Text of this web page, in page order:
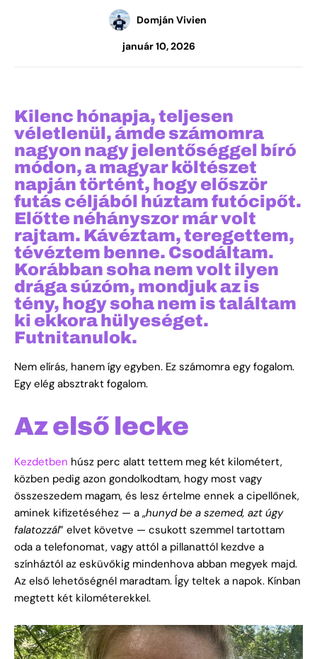
Domján Vivien
január 10, 2026
Kilenc hónapja, teljesen
véletlenül, ámde számomra
nagyon nagy jelentőséggel bíró
módon, a magyar költészet
napján történt, hogy először
futás céljából húztam futócipőt.
Előtte néhányszor már volt
rajtam. Kávéztam, teregettem,
tévéztem benne. Csodáltam.
Korábban soha nem volt ilyen
drága súzóm, mondjuk az is
tény, hogy soha nem is találtam
ki ekkora hülyeséget.
Futnitanulok.
Nem elírás, hanem így egyben. Ez számomra egy fogalom.
Egy elég absztrakt fogalom.
Az első lecke
Kezdetben húsz perc alatt tettem meg két kilométert,
közben pedig azon gondolkodtam, hogy most vagy
összeszedem magam, és lesz értelme ennek a cipellőnek,
aminek kifizetéséhez — a „hunyd be a szemed, azt úgy
falatozzál” elvet követve — csukott szemmel tartottam
oda a telefonomat, vagy attól a pillanattól kezdve a
színháztól az esküvőkig mindenhova abban megyek majd.
Az első lehetőségnél maradtam. Így teltek a napok. Kínban
megtett két kilométerekkel.